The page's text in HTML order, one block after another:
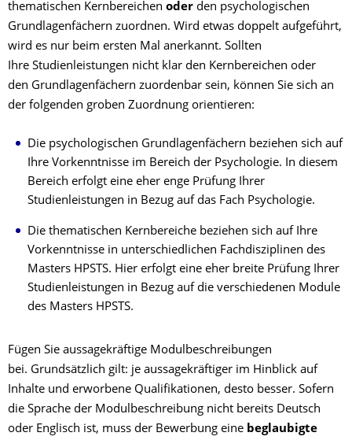
thematischen Kernbereichen oder den psychologischen
Grundlagenfächern zuordnen. Wird etwas doppelt aufgeführt,
wird es nur beim ersten Mal anerkannt. Sollten
Ihre Studienleistungen nicht klar den Kernbereichen oder
den Grundlagenfächern zuordenbar sein, können Sie sich an
der folgenden groben Zuordnung orientieren:
Die psychologischen Grundlagenfächern beziehen sich auf
Ihre Vorkenntnisse im Bereich der Psychologie. In diesem
Bereich erfolgt eine eher enge Prüfung Ihrer
Studienleistungen in Bezug auf das Fach Psychologie.
Die thematischen Kernbereiche beziehen sich auf Ihre
Vorkenntnisse in unterschiedlichen Fachdisziplinen des
Masters HPSTS. Hier erfolgt eine eher breite Prüfung Ihrer
Studienleistungen in Bezug auf die verschiedenen Module
des Masters HPSTS.
Fügen Sie aussagekräftige Modulbeschreibungen
bei. Grundsätzlich gilt: je aussagekräftiger im Hinblick auf
Inhalte und erworbene Qualifikationen, desto besser. Sofern
die Sprache der Modulbeschreibung nicht bereits Deutsch
oder Englisch ist, muss der Bewerbung eine beglaubigte